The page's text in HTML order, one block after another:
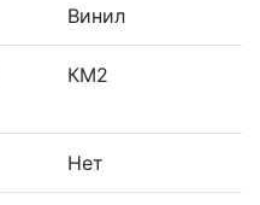
Винил
КМ2
Нет